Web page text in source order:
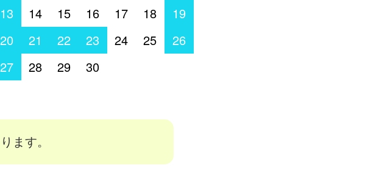
13
14 15 16 17 18
19
20
21 22 23 24 25
26
27
28 29 30
ます。